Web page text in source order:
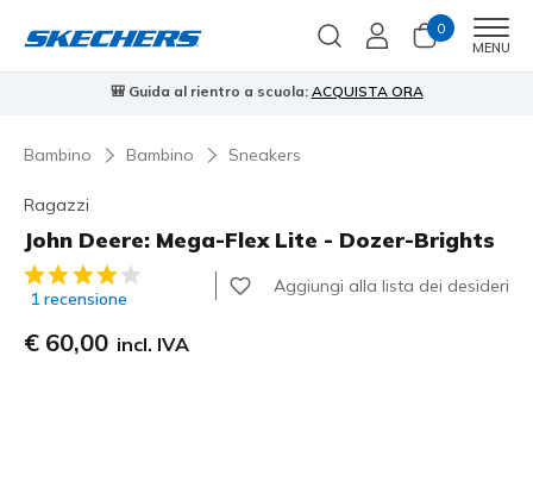
0
MENU
🎒 Guida al rientro a scuola: ACQUISTA ORA
Bambino Bambino Sneakers
Ragazzi
John Deere: Mega-Flex Lite - Dozer-Brights
Valutazione cliente 3,1 su 5
1 recensione
Aggiungi alla lista dei desideri
€ 60,00 incl. IVA